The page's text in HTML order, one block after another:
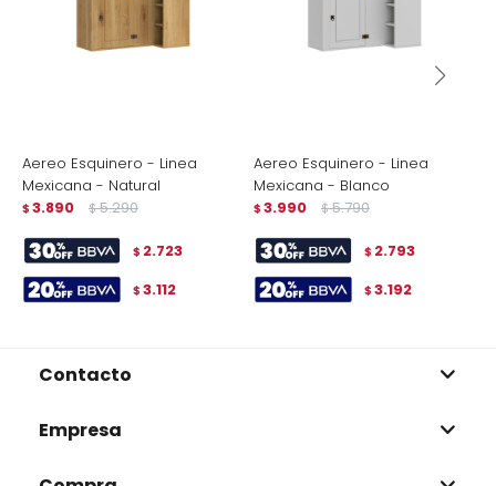
Aereo Esquinero - Linea
Mexicana - Natural
$ 3.890 $ 5.290
$ 2.723
$ 3.112
Aereo Esquinero - Linea
Mexicana - Blanco
$ 3.990 $ 5.790
$ 2.793
$ 3.192
Contacto
Empresa